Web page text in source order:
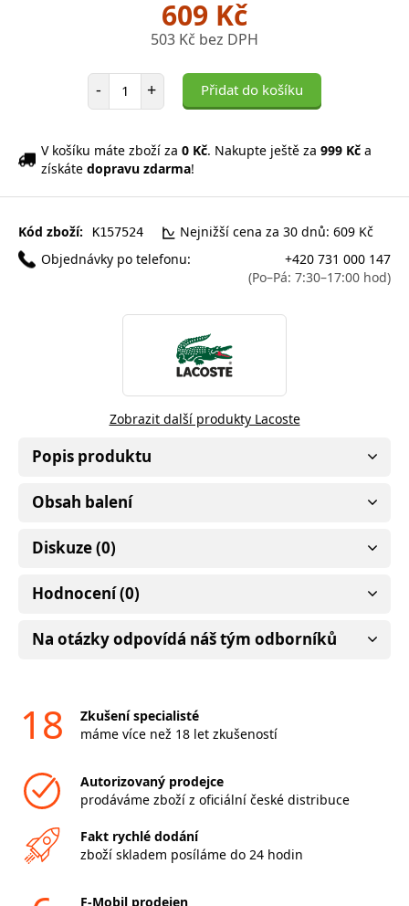
609 Kč
503 Kč bez DPH
- Počet položek
+ Přidat do košíku
V košíku máte zboží za 0 Kč. Nakupte ještě za 999 Kč a
získáte dopravu zdarma!
Kód zboží: K157524
Nejnižší cena za 30 dnů: 609 Kč
Objednávky po telefonu:
+420 731 000 147
(Po–Pá: 7:30–17:00 hod)
Zobrazit další produkty Lacoste
Popis produktu
Obsah balení
Diskuze (0)
Hodnocení (0)
Na otázky odpovídá náš tým odborníků
18
Zkušení specialisté
máme více než 18 let zkušeností
Autorizovaný prodejce
prodáváme zboží z oficiální české distribuce
Fakt rychlé dodání
zboží skladem posíláme do 24 hodin
F-Mobil prodejen